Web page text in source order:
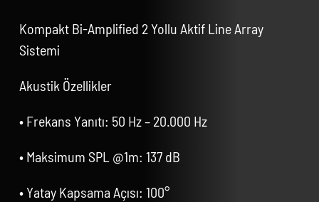
Kompakt Bi-Amplified 2 Yollu Aktif Line Array
Sistemi
Akustik Özellikler
• Frekans Yanıtı: 50 Hz – 20.000 Hz
• Maksimum SPL @1m: 137 dB
• Yatay Kapsama Açısı: 100°